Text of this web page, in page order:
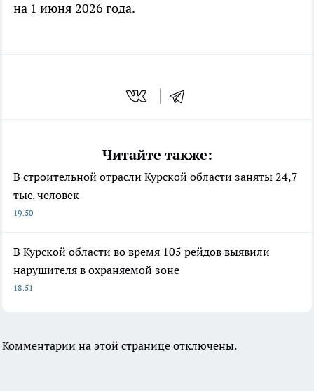
на 1 июня 2026 года.
Читайте также:
В строительной отрасли Курской области заняты 24,7
тыс. человек
19:50
В Курской области во время 105 рейдов выявили
нарушителя в охраняемой зоне
18:51
Комментарии на этой странице отключены.